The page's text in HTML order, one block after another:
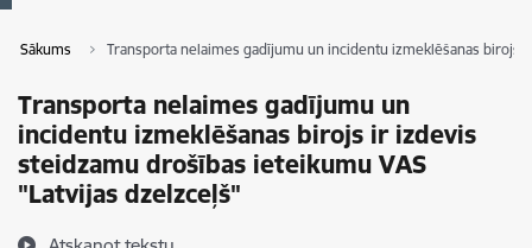
Sākums Transporta nelaimes gadījumu un incidentu izmeklēšanas birojs
Transporta nelaimes gadījumu un
incidentu izmeklēšanas birojs ir izdevis
steidzamu drošības ieteikumu VAS
"Latvijas dzelzceļš"